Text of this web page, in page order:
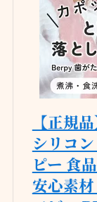
【正規
シリコ
ピー 食
安心素